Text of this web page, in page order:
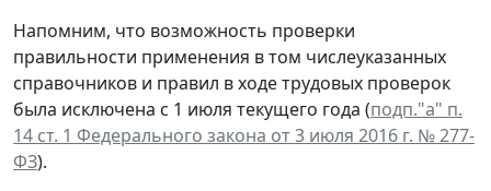
Напомним, что возможность проверки
правильности применения в том числеуказанных
справочников и правил в ходе трудовых проверок
была исключена с 1 июля текущего года (подп."а" п.
14 ст. 1 Федерального закона от 3 июля 2016 г. № 277-
ФЗ).